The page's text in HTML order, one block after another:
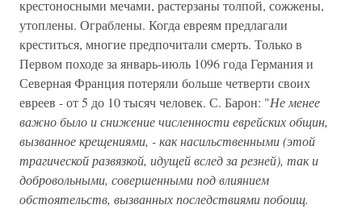
крестоносными мечами, растерзаны толпой, сожжены,
утоплены. Ограблены. Когда евреям предлагали
креститься, многие предпочитали смерть. Только в
Первом походе за январь-июль 1096 года Германия и
Северная Франция потеряли больше четверти своих
евреев - от 5 до 10 тысяч человек. С. Барон: "Не менее
важно было и снижение численности еврейских общин,
вызванное крещениями, - как насильственными (этой
трагической развязкой, идущей вслед за резней), так и
добровольными, совершенными под влиянием
обстоятельств, вызванных последствиями побоищ.